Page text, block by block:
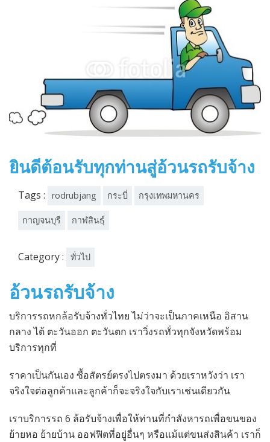
ยินดีต้อนรับทุกท่านสู่อ้วนรถรับจ้าง
Tags : rodrubjang กระบี่ กรุงเทพมหานคร
กาญจนบุรี กาฬสินธุ์
Category : ทั่วไป
อ้วนรถรับจ้าง
บริการรถหกล้อรับจ้างทั่วไทย ไม่ว่าจะเป็นภาคเหนือ อิสาน
กลาง ไต้ ตะวันออก ตะวันตก เราวิ่งรถทั่วทุกจังหวัดพร้อม
บริการทุกที่
ราคาเป็นกันเอง ซื้อสัตรย์ตรงไปตรงมา ด้วยเราหวังว่า เรา
จริงใจต่อลูกค้าและลูกค้าก็จะจริงใจกับเราเช่นเดียวกัน
เราบริการรถ 6 ล้อรับจ้างเพื่อให้ท่านที่กำลังหารถเพื่อขนของ
ย้ายหอ ย้ายบ้าน ออฟฟิตที่อยู่อื่นๆ หรือแม้แต่ขนส่งสินค้า เราก็